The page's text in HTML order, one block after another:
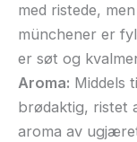
med ristede,
münchener er
er søt og
Aroma: Middels
brødaktig, ristet
aroma av